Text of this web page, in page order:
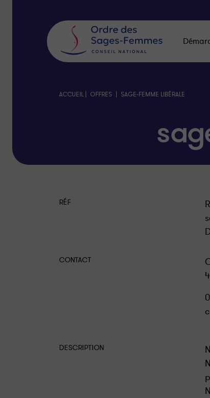
ACCUEIL | OFFRES | SAGE-FEMME LIBÉRALE
RÉF
CONTACT
DESCRIPTION